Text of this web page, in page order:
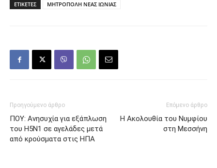
ΕΤΙΚΕΤΕΣ ΜΗΤΡΟΠΟΛΗ ΝΕΑΣ ΙΩΝΙΑΣ
Προηγούμενο άρθρο
ΠΟΥ: Ανησυχία για εξάπλωση
του H5N1 σε αγελάδες μετά
από κρούσματα στις ΗΠΑ
Επόμενο άρθρο
Η Ακολουθία του Νυμφίου
στη Μεσσήνη